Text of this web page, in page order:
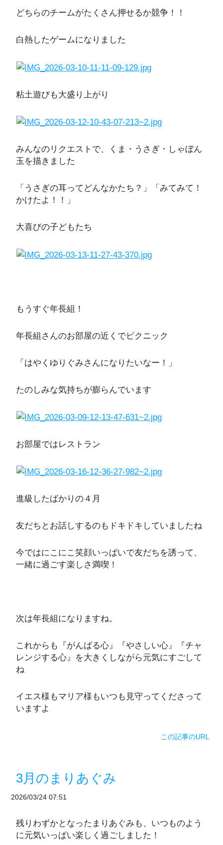
どちらのチームがたくさん押せるか競争！！
白熱したゲームになりました
粘土遊びも大盛り上がり
みんなのリクエストで、くま・うさぎ・しゃぼん
玉を描きました
「うさぎの耳ってどんなかたち？」「みてみて！
かけたよ！！」
大喜びの子どもたち
もうすぐ年長組！
年長組さんのお部屋の近くでピクニック
「はやくゆりぐみさんになりたいなー！」
たのしみな気持ちが膨らんでいます
お部屋ではレストラン
進級したばかりの４月
友だちとお話しするのもドキドキしていましたね
今ではにこにこ笑顔いっぱいで友だちを誘って、
一緒に過ごす楽しさ満喫！
次は年長組になりますね。
これからも『がんばる心』『やさしい心』『チャ
レンジする心』を大きくしながら元気にすごして
ね
イエス様もマリア様もいつも見守ってくださって
いますよ
この記事のURL
3月のまりあぐみ
2026/03/24 07:51
残りわずかとなったまりあぐみも、いつものよう
に元気いっぱい楽しく過ごしました！